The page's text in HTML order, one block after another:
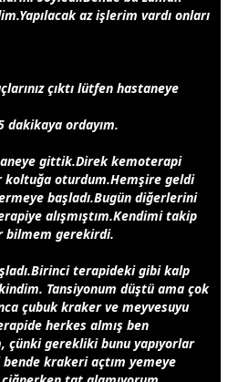
az işlerim vardı onları
çıktı lütfen hastaneye
dakikaya ordayım.
gittik.Direk kemoterapi
koltuğa oturdum.Hemşire geldi
başladı.Bugün diğerlerini
alışmıştım.Kendimi takip
bilmem gerekirdi.
terapideki gibi kalp
Tansiyonum düştü ama çok
çubuk kraker ve meyvesuyu
herkes almış ben
çünki gerekliki bunu yapıyorlar
krakeri açtım yemeye